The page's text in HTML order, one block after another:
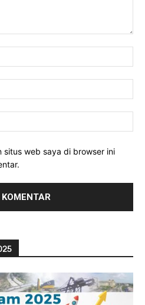
situs web saya di browser ini